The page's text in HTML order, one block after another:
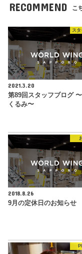
RECOMMEND こ
ス
2021.3.20
第89回スタッフブログ
くるみ〜
2018.8.26
9月の定休日のお知らせ